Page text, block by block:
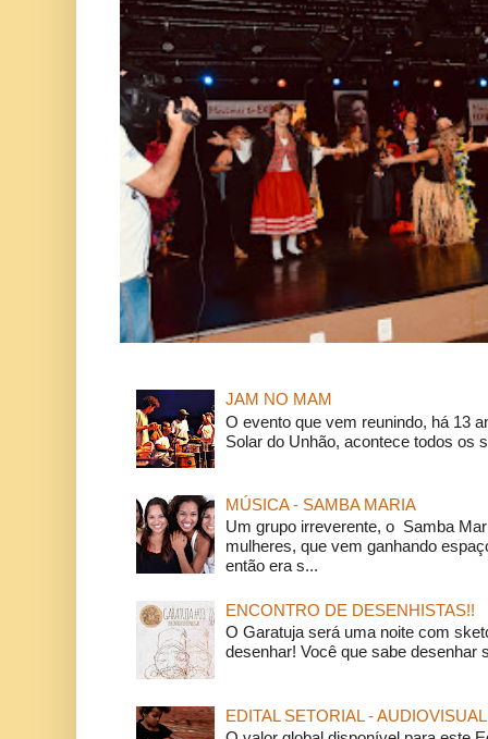
JAM NO MAM
O evento que vem reunindo, há 13
Solar do Unhão, acontece todos os
MÚSICA - SAMBA MARIA
Um grupo irreverente, o Samba
mulheres, que vem ganhando
então era s...
ENCONTRO DE DESENHISTAS!!
O Garatuja será uma noite com
desenhar! Você que sabe desenhar
EDITAL SETORIAL - AUDIOVISUAL